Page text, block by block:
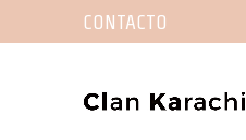
CONTACTO